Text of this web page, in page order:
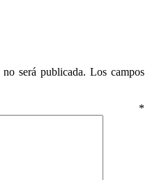
será publicada. Los campos
*